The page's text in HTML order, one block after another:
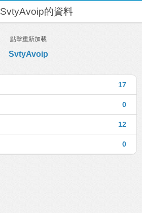
SvtyAvoip的資料
點擊重新加載
SvtyAvoip
17
0
12
0